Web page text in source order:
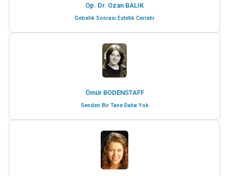
Op. Dr. Ozan BALIK
Gebelik Sonrası Estetik Cerrahi
Ömür BODENSTAFF
Senden Bir Tane Daha Yok